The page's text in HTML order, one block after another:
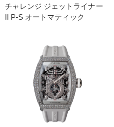
チャレンジ ジェットライナー
II P-S オートマティック